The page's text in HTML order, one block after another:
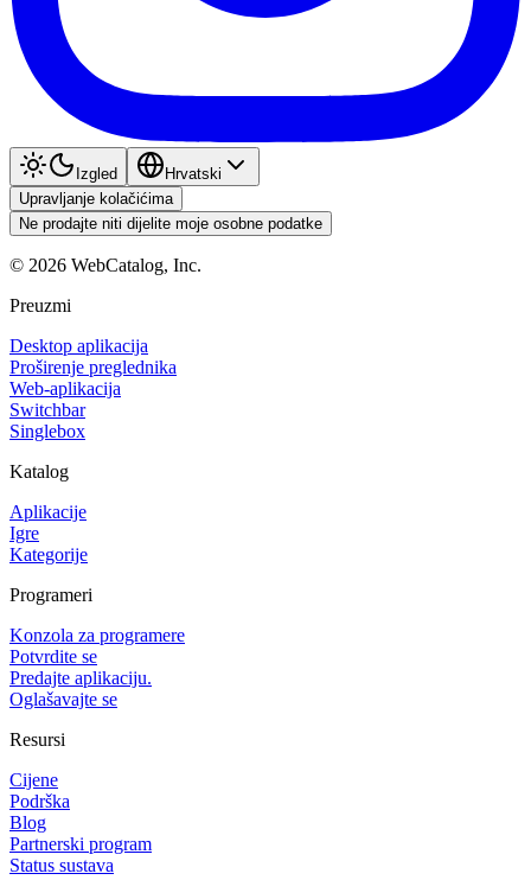
Izgled
Hrvatski
Upravljanje kolačićima
Ne prodajte niti dijelite moje osobne podatke
© 2026 WebCatalog, Inc.
Preuzmi
Desktop aplikacija
Proširenje preglednika
Web-aplikacija
Switchbar
Singlebox
Katalog
Aplikacije
Igre
Kategorije
Programeri
Konzola za programere
Potvrdite se
Predajte aplikaciju.
Oglašavajte se
Resursi
Cijene
Podrška
Blog
Partnerski program
Status sustava